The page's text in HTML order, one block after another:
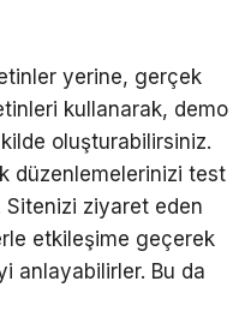
yerine, gerçek
kullanarak, demo
oluşturabilirsiniz.
düzenlemelerinizi test
Sitenizi ziyaret eden
etkileşime geçerek
anlayabilirler. Bu da